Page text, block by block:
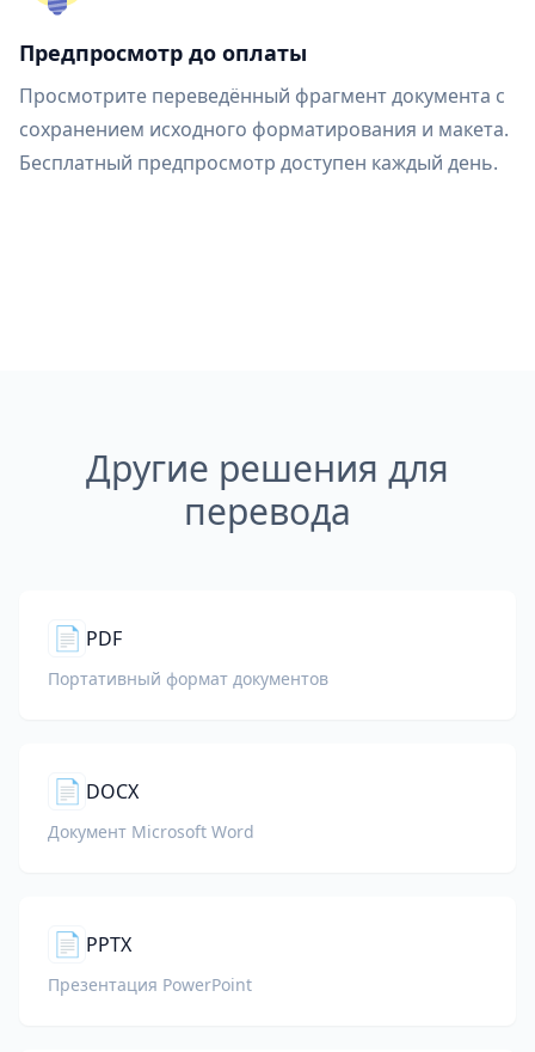
Предпросмотр до оплаты
Просмотрите переведённый фрагмент документа с
сохранением исходного форматирования и макета.
Бесплатный предпросмотр доступен каждый день.
Другие решения для
перевода
📄 PDF
Портативный формат документов
📄 DOCX
Документ Microsoft Word
📄 PPTX
Презентация PowerPoint